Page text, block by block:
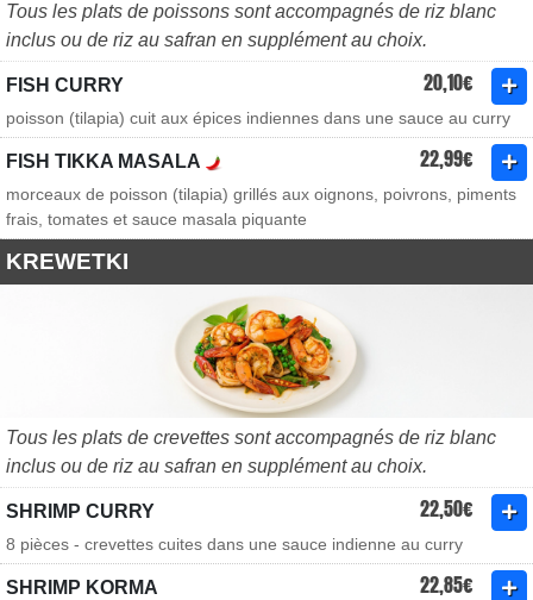
Tous les plats de poissons sont accompagnés de riz blanc
inclus ou de riz au safran en supplément au choix.
FISH CURRY 20,10€
poisson (tilapia) cuit aux épices indiennes dans une sauce au curry
FISH TIKKA MASALA 22,99€
morceaux de poisson (tilapia) grillés aux oignons, poivrons, piments
frais, tomates et sauce masala piquante
KREWETKI
Tous les plats de crevettes sont accompagnés de riz blanc
inclus ou de riz au safran en supplément au choix.
SHRIMP CURRY 22,50€
8 pièces - crevettes cuites dans une sauce indienne au curry
SHRIMP KORMA 22,85€